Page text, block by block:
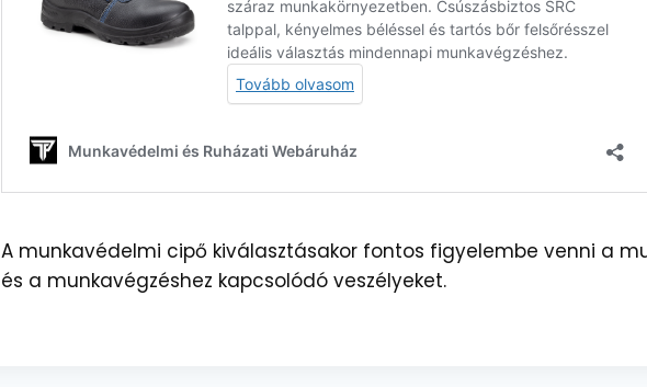
A munkavédelmi cipő kiválasztásakor fontos figyelembe venni a
és a munkavégzéshez kapcsolódó veszélyeket.